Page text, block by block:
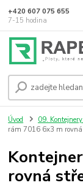
+420 607 075 655
7-15 hodina
Úvod 09.
rám 7016 6x3 m rovná
rovná